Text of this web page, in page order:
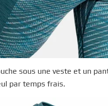
sous une veste et un
par temps frais.